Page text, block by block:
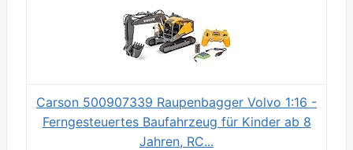
Carson 500907339 Raupenbagger Volvo 1:16 -
Ferngesteuertes Baufahrzeug für Kinder ab 8
Jahren, RC...